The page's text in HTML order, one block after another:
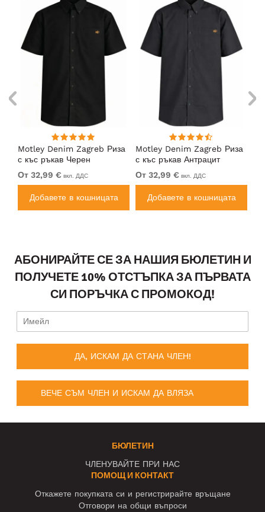
Motley Denim Zagreb Риза
с къс ръкав Черен
От 32,99 € вкл. ДДС
Добавете в кошницата
Motley Denim Zagreb Риза
с къс ръкав Антрацит
От 32,99 € вкл. ДДС
Добавете в кошницата
АБОНИРАЙТЕ СЕ ЗА НАШИЯ БЮЛЕТИН И
ПОЛУЧЕТЕ 10% ОТСТЪПКА ЗА ПЪРВАТА
СИ ПОРЪЧКА С ПРОМОКОД!
ДА, ИСКАМ ДА СТАНА ЧЛЕН!
ВЕЧЕ СЪМ ЧЛЕН И ИСКАМ ДА ВЛЯЗА
БЮЛЕТИН
ЧЛЕНУВАЙТЕ ПРИ НАС
ПОМОЩ И КОНТАКТ
Откажете покупката си и регистрирайте връщане
Отговори на общи въпроси